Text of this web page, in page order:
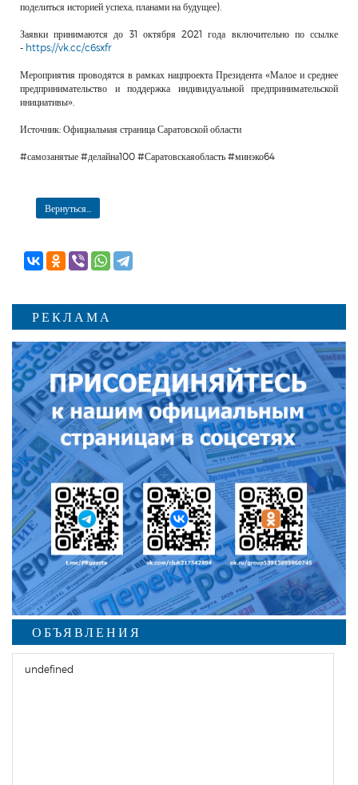
поделиться историей успеха, планами на будущее).
Заявки принимаются до 31 октября 2021 года включительно по ссылке
- https://vk.cc/c6sxfr
Мероприятия проводятся в рамках нацпроекта Президента «Малое и среднее
предпринимательство и поддержка индивидуальной предпринимательской
инициативы».
Источник: Официальная страница Саратовской области
#самозанятые #делайна100 #Саратовскаяобласть #минэко64
Вернуться...
РЕКЛАМА
ОБЪЯВЛЕНИЯ
undefined